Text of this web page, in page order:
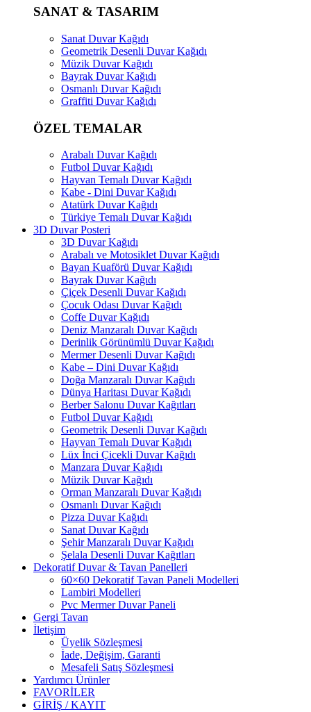
SANAT & TASARIM
Sanat Duvar Kağıdı
Geometrik Desenli Duvar Kağıdı
Müzik Duvar Kağıdı
Bayrak Duvar Kağıdı
Osmanlı Duvar Kağıdı
Graffiti Duvar Kağıdı
ÖZEL TEMALAR
Arabalı Duvar Kağıdı
Futbol Duvar Kağıdı
Hayvan Temalı Duvar Kağıdı
Kabe - Dini Duvar Kağıdı
Atatürk Duvar Kağıdı
Türkiye Temalı Duvar Kağıdı
3D Duvar Posteri
3D Duvar Kağıdı
Arabalı ve Motosiklet Duvar Kağıdı
Bayan Kuaförü Duvar Kağıdı
Bayrak Duvar Kağıdı
Çiçek Desenli Duvar Kağıdı
Çocuk Odası Duvar Kağıdı
Coffe Duvar Kağıdı
Deniz Manzaralı Duvar Kağıdı
Derinlik Görünümlü Duvar Kağıdı
Mermer Desenli Duvar Kağıdı
Kabe – Dini Duvar Kağıdı
Doğa Manzaralı Duvar Kağıdı
Dünya Haritası Duvar Kağıdı
Berber Salonu Duvar Kağıtları
Futbol Duvar Kağıdı
Geometrik Desenli Duvar Kağıdı
Hayvan Temalı Duvar Kağıdı
Lüx İnci Çicekli Duvar Kağıdı
Manzara Duvar Kağıdı
Müzik Duvar Kağıdı
Orman Manzaralı Duvar Kağıdı
Osmanlı Duvar Kağıdı
Pizza Duvar Kağıdı
Sanat Duvar Kağıdı
Şehir Manzaralı Duvar Kağıdı
Şelala Desenli Duvar Kağıtları
Dekoratif Duvar & Tavan Panelleri
60×60 Dekoratif Tavan Paneli Modelleri
Lambiri Modelleri
Pvc Mermer Duvar Paneli
Gergi Tavan
İletişim
Üyelik Sözleşmesi
İade, Değişim, Garanti
Mesafeli Satış Sözleşmesi
Yardımcı Ürünler
FAVORİLER
GİRİŞ / KAYIT